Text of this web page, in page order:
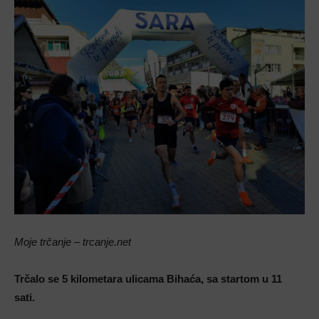
Moje trčanje – trcanje.net
Trčalo se 5 kilometara ulicama Bihaća, sa startom u 11
sati.